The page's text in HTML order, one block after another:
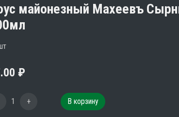
майонезный Махеевъ
₽
1 + В корзину